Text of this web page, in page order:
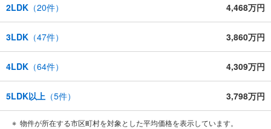
2LDK （20件） 4,468万円
3LDK （47件） 3,860万円
4LDK （64件） 4,309万円
5LDK以上 （5件） 3,798万円
物件が所在する市区町村を対象とした平均価格を表示しています。